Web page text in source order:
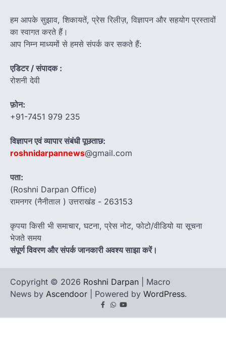
हम आपके सुझाव, शिकायतें, प्रेस रिलीज़, विज्ञापन और सहयोग प्रस्तावों
का स्वागत करते हैं।
आप निम्न माध्यमों से हमसे संपर्क कर सकते हैं:
एडिटर / संपादक :
रोशनी देवी
फ़ोन:
+91-7451 979 235
विज्ञापन एवं व्यापार संबंधी पूछताछ:
roshnidarpannews@gmail.com
पता:
(Roshni Darpan Office)
रामनगर (नैनीताल ) उत्तराखंड - 263153
कृपया किसी भी समाचार, घटना, प्रेस नोट, फोटो/वीडियो या सूचना
भेजते समय
संपूर्ण विवरण और संपर्क जानकारी अवश्य साझा करें।
Copyright © 2026 Roshni Darpan | Macro
News by Ascendoor | Powered by WordPress.
Facebook
Whatsapp
youtube